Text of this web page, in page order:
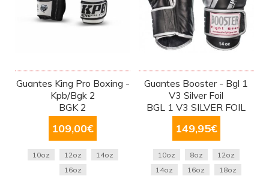
Guantes King Pro Boxing -
Kpb/Bgk 2
BGK 2
109,00€
10oz 12oz
14oz
16oz
Guantes Booster - Bgl 1
V3 Silver Foil
BGL 1 V3 SILVER FOIL
149,95€
10oz 8oz
12oz
14oz
16oz 18oz